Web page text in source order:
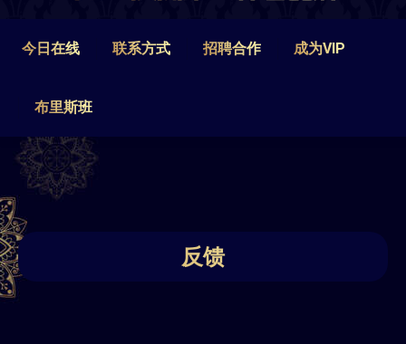
今日在线 联系方式 招聘合作 成为VIP
布里斯班
反馈